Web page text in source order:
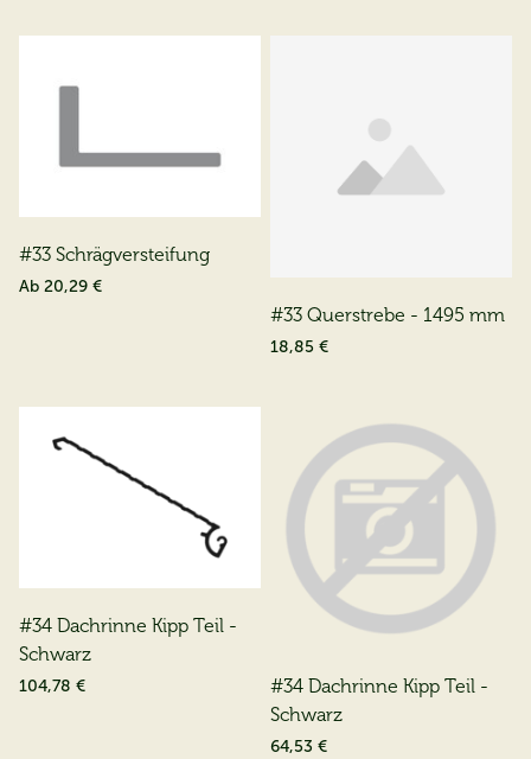
#33 Schrägversteifung
Ab 20,29 €
#33 Querstrebe - 1495 mm
18,85 €
#34 Dachrinne Kipp Teil -
Schwarz
104,78 €
#34 Dachrinne Kipp Teil -
Schwarz
64,53 €